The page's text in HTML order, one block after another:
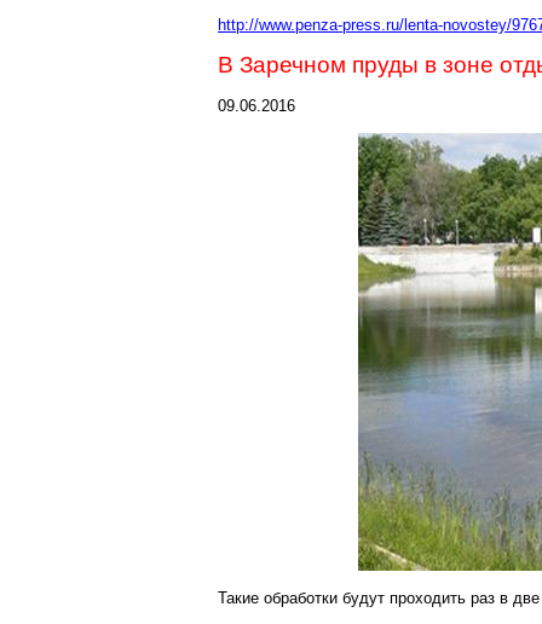
http://www.penza-press.ru/lenta-novostey/
В Заречном пруды в зоне
09.06.2016
Такие обработки будут проходить раз в